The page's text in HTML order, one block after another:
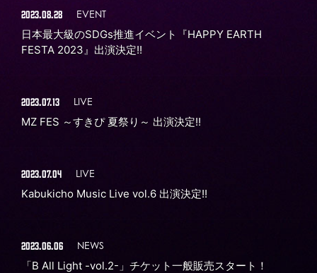
2023.08.28 EVENT
日本最大級のSDGs推進イベント『HAPPY EARTH
FESTA 2023』出演決定!!
2023.07.13 LIVE
MZ FES ～すきぴ 夏祭り～ 出演決定!!
2023.07.04 LIVE
Kabukicho Music Live vol.6 出演決定!!
2023.06.06 NEWS
「B All Light -vol.2-」チケット一般販売スタート！